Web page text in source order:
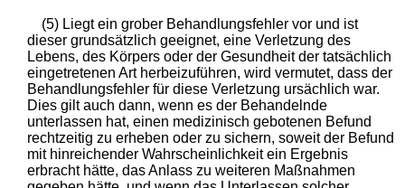
(5) Liegt ein grober Behandlungsfehler vor und ist
dieser grundsätzlich geeignet, eine Verletzung des
Lebens, des Körpers oder der Gesundheit der tatsächlich
eingetretenen Art herbeizuführen, wird vermutet, dass der
Behandlungsfehler für diese Verletzung ursächlich war.
Dies gilt auch dann, wenn es der Behandelnde
unterlassen hat, einen medizinisch gebotenen Befund
rechtzeitig zu erheben oder zu sichern, soweit der Befund
mit hinreichender Wahrscheinlichkeit ein Ergebnis
erbracht hätte, das Anlass zu weiteren Maßnahmen